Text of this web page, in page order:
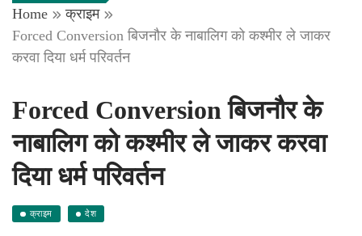
Home
क्राइम
Forced Conversion बिजनौर के नाबालिग को कश्मीर ले जाकर
करवा दिया धर्म परिवर्तन
Forced Conversion बिजनौर के
नाबालिग को कश्मीर ले जाकर करवा
दिया धर्म परिवर्तन
क्राइम देश